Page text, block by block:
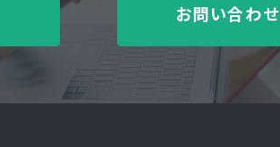
お問い合わせ